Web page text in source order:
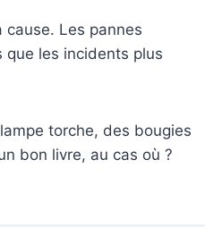
cause. Les pannes
que les incidents plus
torche, des bougies
bon livre, au cas où ?